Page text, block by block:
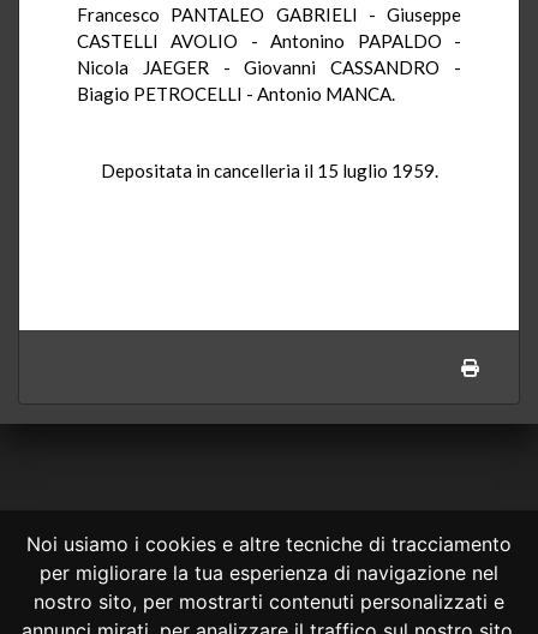
Noi usiamo i cookies e altre tecniche di tracciamento
per migliorare la tua esperienza di navigazione nel
nostro sito, per mostrarti contenuti personalizzati e
Francesco PANTALEO GABRIELI - Giuseppe
CASTELLI AVOLIO - Antonino PAPALDO -
Nicola JAEGER - Giovanni CASSANDRO -
Biagio PETROCELLI - Antonio MANCA.
Depositata in cancelleria il 15 luglio 1959.
CONSULTA ONLINE DAL 1995 -NOTE LEGALI
Consulta OnLine non ha prodotto e non è responsabile per i contenuti e